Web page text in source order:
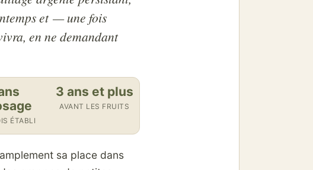
et — une fois
en ne demandant
ÉTABLI
3 ans et plus
AVANT LES FRUITS
sa place dans